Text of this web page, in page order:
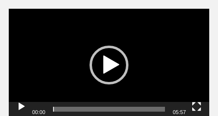
レ
ー
00:00 05:57